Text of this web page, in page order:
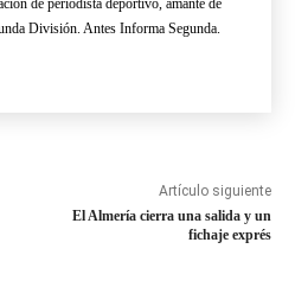
de periodista deportivo, amante de
División. Antes Informa Segunda.
Artículo siguiente
El Almería cierra una salida y un
fichaje exprés